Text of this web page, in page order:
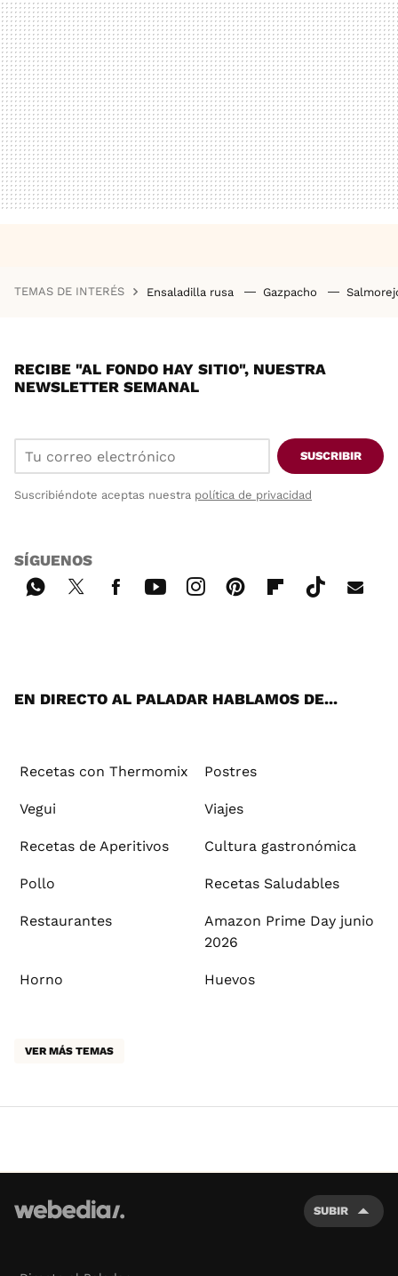
TEMAS DE INTERÉS Ensaladilla rusa Gazpacho
RECIBE "AL FONDO HAY SITIO", NUESTRA
NEWSLETTER SEMANAL
SUSCRIBIR
Suscribiéndote aceptas nuestra política de privacidad
SÍGUENOS
EN DIRECTO AL PALADAR HABLAMOS DE...
Recetas con Thermomix Postres
Vegui Viajes
Recetas de Aperitivos Cultura gastronómica
Pollo Recetas Saludables
Restaurantes
Amazon Prime Day junio
2026
Horno Huevos
VER MÁS TEMAS
SUBIR